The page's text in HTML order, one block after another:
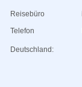
Reisebüro
Telefon
Deutschland: